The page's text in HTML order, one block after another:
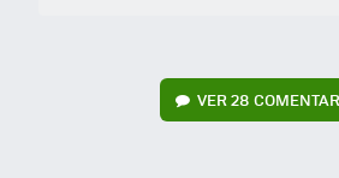
VER 28